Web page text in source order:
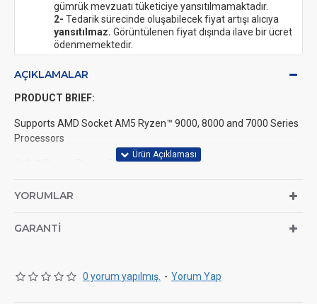
gümrük mevzuatı tüketiciye yansıtılmamaktadır.
2- Tedarik sürecinde oluşabilecek fiyat artışı alıcıya
yansıtılmaz. Görüntülenen fiyat dışında ilave bir ücret
ödenmemektedir.
AÇIKLAMALAR
PRODUCT BRIEF:
Supports AMD Socket AM5 Ryzen™ 9000, 8000 and 7000 Series
Processors
8+2+1 Power Phase, Dr.MOS
YORUMLAR
GARANTI
0 yorum yapılmış. - Yorum Yap